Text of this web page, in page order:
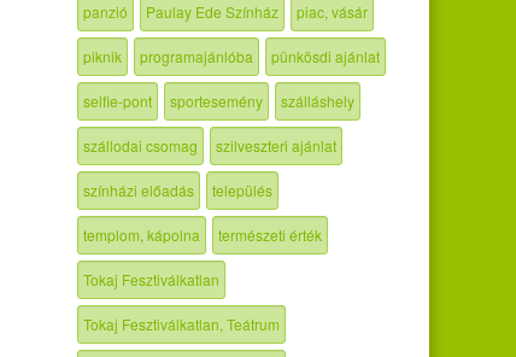
panzió Paulay Ede Színház piac, vásár
piknik programajánlóba pünkösdi ajánlat
selfie-pont sportesemény szálláshely
szállodai csomag szilveszteri ajánlat
színházi előadás település
templom, kápolna természeti érték
Tokaj Fesztiválkatlan
Tokaj Fesztiválkatlan, Teátrum